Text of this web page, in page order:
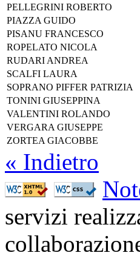
PELLEGRINI ROBERTO
PIAZZA GUIDO
PISANU FRANCESCO
ROPELATO NICOLA
RUDARI ANDREA
SCALFI LAURA
SOPRANO PIFFER PATRIZIA
TONINI GIUSEPPINA
VALENTINI ROLANDO
VERGARA GIUSEPPE
ZORTEA GIACOBBE
« Indietro
servizi